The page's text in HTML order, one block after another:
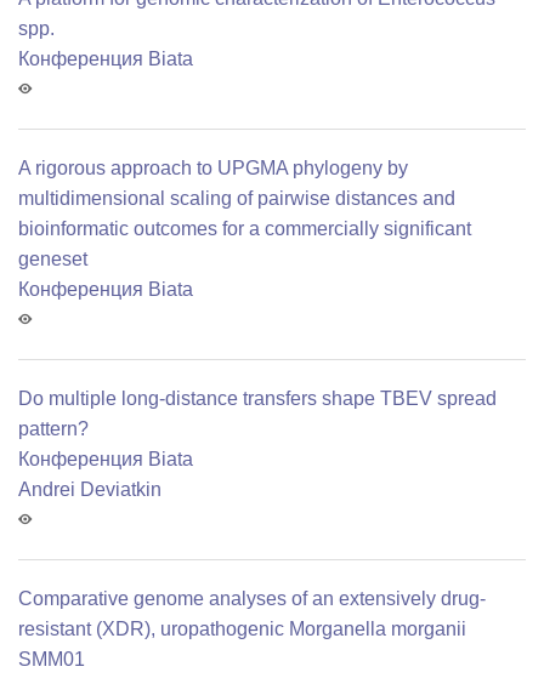
spp.
Конференция Biata
A rigorous approach to UPGMA phylogeny by
multidimensional scaling of pairwise distances and
bioinformatic outcomes for a commercially significant
geneset
Конференция Biata
Do multiple long-distance transfers shape TBEV spread
pattern?
Конференция Biata
Andrei Deviatkin
Comparative genome analyses of an extensively drug-
resistant (XDR), uropathogenic Morganella morganii
SMM01